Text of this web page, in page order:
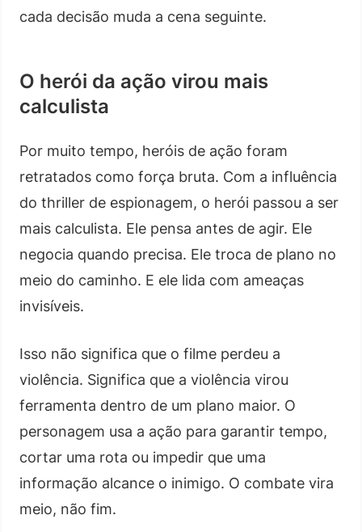
cada decisão muda a cena seguinte.
O herói da ação virou mais
calculista
Por muito tempo, heróis de ação foram
retratados como força bruta. Com a influência
do thriller de espionagem, o herói passou a ser
mais calculista. Ele pensa antes de agir. Ele
negocia quando precisa. Ele troca de plano no
meio do caminho. E ele lida com ameaças
invisíveis.
Isso não significa que o filme perdeu a
violência. Significa que a violência virou
ferramenta dentro de um plano maior. O
personagem usa a ação para garantir tempo,
cortar uma rota ou impedir que uma
informação alcance o inimigo. O combate vira
meio, não fim.